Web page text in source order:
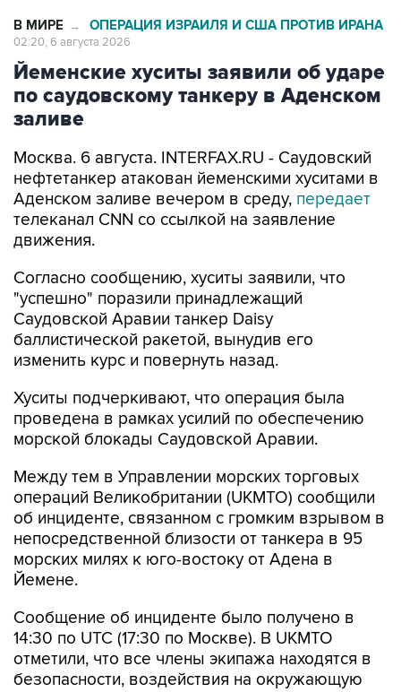
Йеменские хуситы заявили об ударе
по саудовскому танкеру в Аденском
заливе
Москва. 6 августа. INTERFAX.RU - Саудовский
Аденском заливе вечером в среду,передает
телеканал CNN со ссылкой на заявление
движения.
Согласно сообщению, хуситы заявили, что
Саудовской Аравии танкер Daisy
баллистической ракетой, вынудив его
изменить курс и повернуть назад.
Хуситы подчеркивают, что операция была
морской блокады Саудовской Аравии.
Между тем в Управлении морских торговых
об инциденте, связанном с громким взрывом в
непосредственной близости от танкера в 95
морских милях к юго-востоку от Адена в
Йемене.
Сообщение об инциденте было получено в
отметили, что все члены экипажа находятся в
безопасности, воздействия на окружающую
среду не зафиксировано, ведется
расследование.